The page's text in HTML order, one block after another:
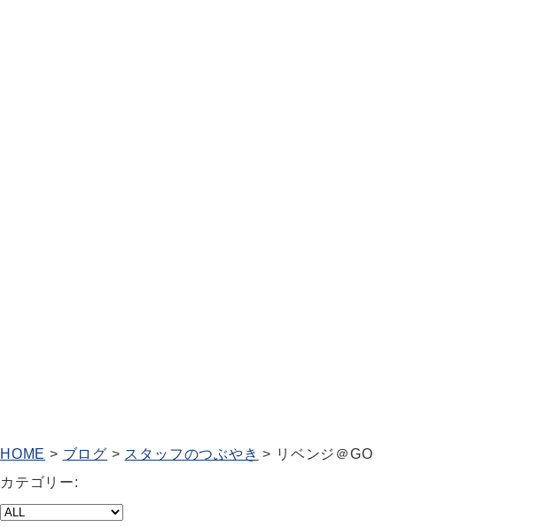
HOME > ブログ > スタッフのつぶやき > リベンジ＠GO
カテゴリー: